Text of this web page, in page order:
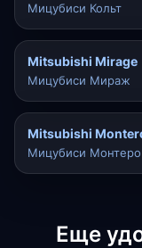
Мицубиси Кольт
Mitsubishi Mirage
Мицубиси Мираж
Mitsubishi
Мицубиси Монтеро
Еще